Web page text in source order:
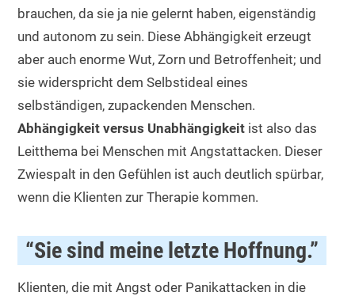
brauchen, da sie ja nie gelernt haben, eigenständig
und autonom zu sein. Diese Abhängigkeit erzeugt
aber auch enorme Wut, Zorn und Betroffenheit; und
sie widerspricht dem Selbstideal eines
selbständigen, zupackenden Menschen.
Abhängigkeit versus Unabhängigkeit ist also das
Leitthema bei Menschen mit Angstattacken. Dieser
Zwiespalt in den Gefühlen ist auch deutlich spürbar,
wenn die Klienten zur Therapie kommen.
“Sie sind meine letzte Hoffnung.”
Klienten, die mit Angst oder Panikattacken in die